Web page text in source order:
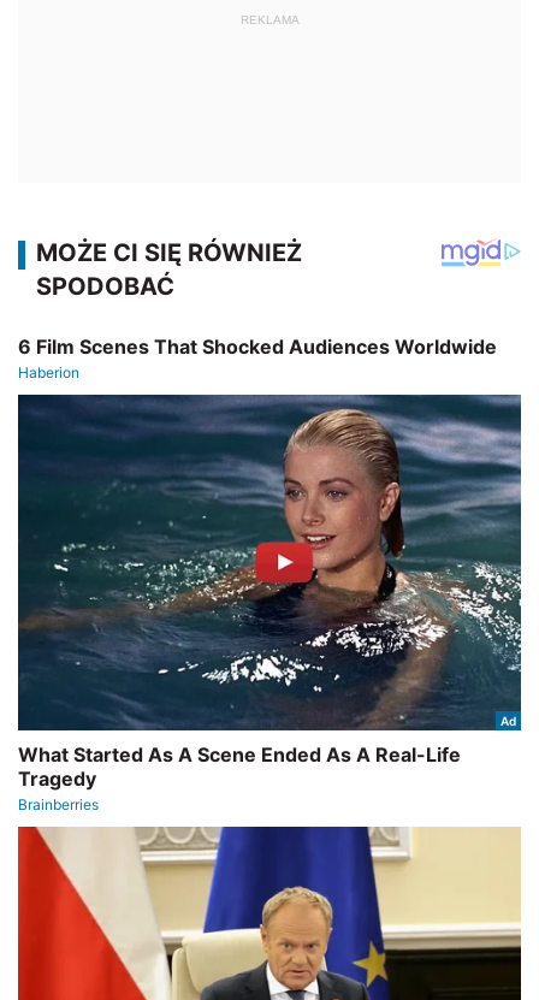
REKLAMA